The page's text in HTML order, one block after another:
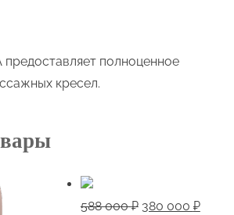
предоставляет полноценное
кресел.
588 000₽ 380 000 ₽